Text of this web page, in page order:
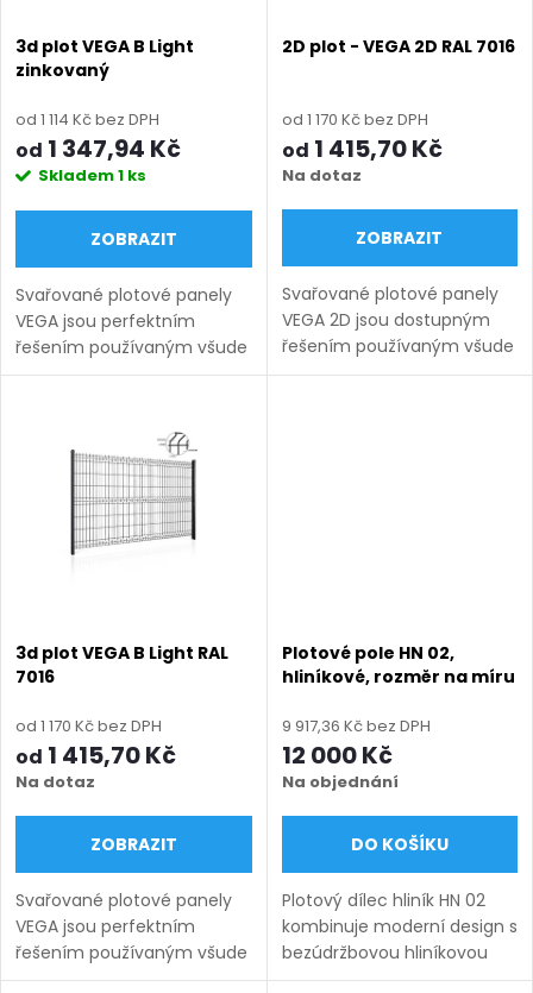
p
r
o
u
k
s
p
r
o
d
u
k
3d plot VEGA B Light
zinkovaný
od 1 114 Kč bez DPH
od 1 347,94 Kč
Skladem1 ks
ZOBRAZIT
Svařované plotové panely
VEGA jsou perfektním
řešením používaným všude
tam, kde záleží na odolnosti,
bezpečnosti. Systémy
panelového oplocení VEGA
B Light...
2D plot - VEGA 2D RAL 7016
od 1 170 Kč bez DPH
od 1 415,70 Kč
Na dotaz
ZOBRAZIT
Svařované plotové panely
VEGA 2D jsou dostupným
řešením používaným všude
tam, kde záleží na odolnosti,
3d plot VEGA B Light RAL
7016
od 1 170 Kč bez DPH
od 1 415,70 Kč
Na dotaz
ZOBRAZIT
Svařované plotové panely
VEGA jsou perfektním
řešením používaným všude
tam, kde záleží na odolnosti,
Plotové pole HN 02,
hliníkové, rozměr na míru
výška 750 - 2000 mm),
antracit RAL 7016 matná
9 917,36 Kč bez DPH
12 000 Kč
Na objednání
DO KOŠÍKU
Plotový dílec hliník HN 02
kombinuje moderní design s
bezúdržbovou hliníkovou
konstrukcí, která zaručuje